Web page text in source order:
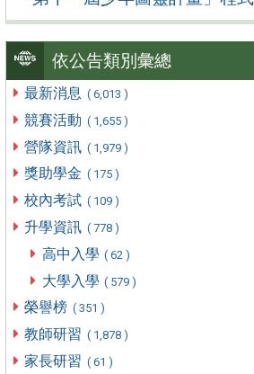
依公告類別彙總
最新消息 ( 6,013 )
競賽活動 ( 1,655 )
營隊資訊 ( 1,979 )
獎助學金 ( 175 )
校內考試 ( 109 )
升學資訊 ( 778 )
高中入學 ( 62 )
大學入學 ( 579 )
榮譽榜 ( 351 )
教師研習 ( 1,878 )
家長研習 ( 61 )